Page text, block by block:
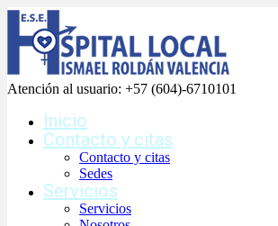
Atención al usuario: +57 (604)-6710101
Inicio
Contacto y citas
Contacto y citas
Sedes
Servicios
Servicios